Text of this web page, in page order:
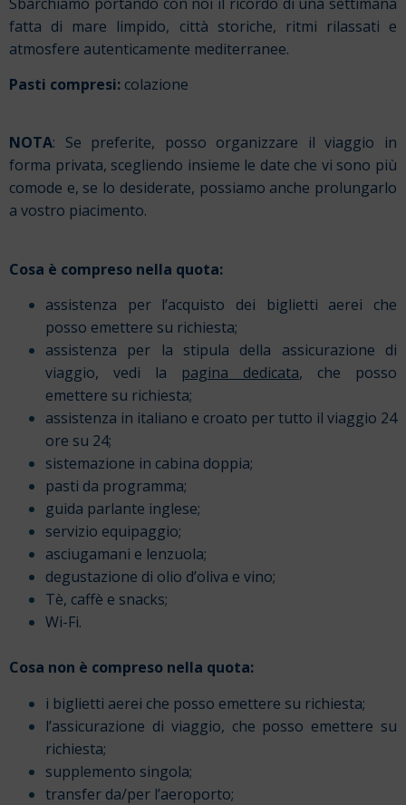
fatta di mare limpido, città storiche, ritmi rilassati e
atmosfere autenticamente mediterranee.
Pasti compresi: colazione
NOTA: Se preferite, posso organizzare il viaggio in
forma privata, scegliendo insieme le date che vi sono più
comode e, se lo desiderate, possiamo anche prolungarlo
a vostro piacimento.
Cosa è compreso nella quota:
assistenza per l’acquisto dei biglietti aerei che
posso emettere su richiesta;
assistenza per la stipula della assicurazione di
viaggio, vedi la pagina dedicata, che posso
emettere su richiesta;
assistenza in italiano e croato per tutto il viaggio 24
ore su 24;
sistemazione in cabina doppia;
pasti da programma;
guida parlante inglese;
servizio equipaggio;
asciugamani e lenzuola;
degustazione di olio d’oliva e vino;
Tè, caffè e snacks;
Wi-Fi.
Cosa non è compreso nella quota:
i biglietti aerei che posso emettere su richiesta;
l’assicurazione di viaggio, che posso emettere su
richiesta;
supplemento singola;
transfer da/per l’aeroporto;